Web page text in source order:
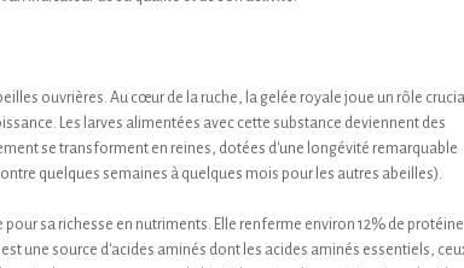
ouvrières. Au cœur de la ruche, la gelée royale joue un rôle crucial
Les larves alimentées avec cette substance deviennent des
se transforment en reines, dotées d'une longévité remarquable
quelques semaines à quelques mois pour les autres abeilles).
sa richesse en nutriments. Elle renferme environ 12% de
une source d'acides aminés dont les acides aminés essentiels,